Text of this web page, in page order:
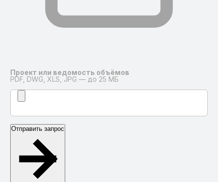
Проект или ведомость объёмов
PDF, DWG, XLS, JPG — до 25 МБ
Отправить запрос